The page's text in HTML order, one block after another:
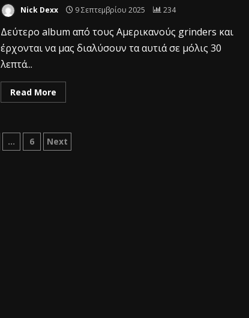
Nick Dexx 9 Σεπτεμβρίου 2025 234
Δεύτερο album από τους Αμερικανούς grinders και
έρχονται να μας διαλύσουν τα αυτιά σε μόλις 30
λεπτά...
Read More
… 6 Next